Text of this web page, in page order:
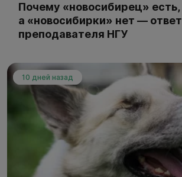
Почему «новосибирец» есть,
а «новосибирки» нет — ответ
преподавателя НГУ
10 дней назад